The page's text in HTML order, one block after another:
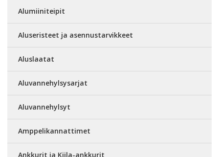
Alumiiniteipit
Aluseristeet ja asennustarvikkeet
Aluslaatat
Aluvannehylsysarjat
Aluvannehylsyt
Amppelikannattimet
Ankkurit ja Kiila-ankkurit